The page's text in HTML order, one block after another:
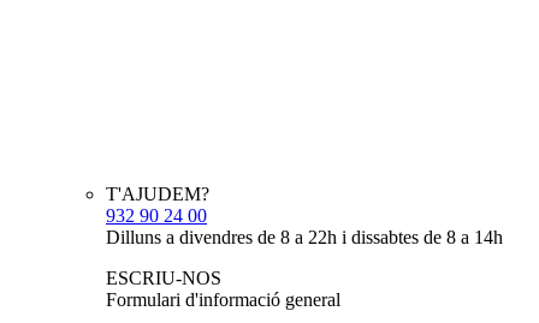
T'AJUDEM?
932 90 24 00
Dilluns a divendres de 8 a 22h i dissabtes de 8 a 14h
ESCRIU-NOS
Formulari d'informació general